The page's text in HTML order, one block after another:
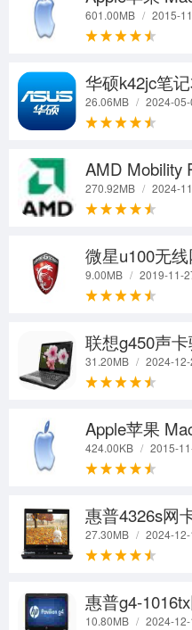
601.00MB / 2015-
华硕k42jc笔
26.06MB / 2024-
AMD Mobility
270.92MB / 2024-
微星u100无
9.00MB / 2019-11-
联想g450声
31.20MB / 2024-
Apple苹果
424.00KB / 2015-
惠普4326s网
27.30MB / 2024-
惠普g4-
10.80MB / 2024-